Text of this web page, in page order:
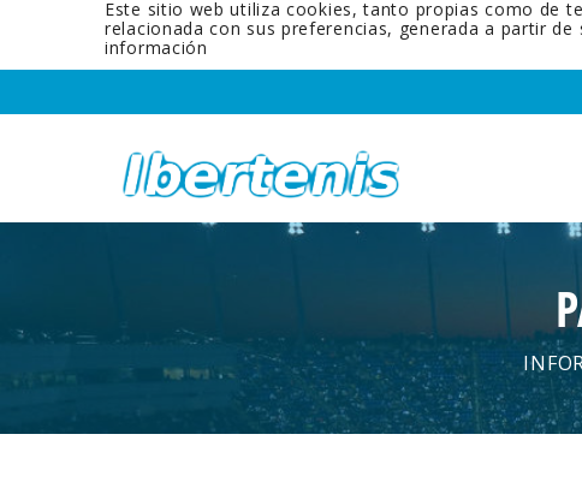
Este sitio web utiliza cookies, tanto propias como de
relacionada con sus preferencias, generada a partir
información